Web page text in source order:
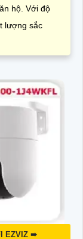
hộ. Với độ
lượng sắc
EZVIZ ➠